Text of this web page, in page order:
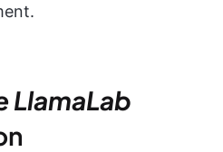
LlamaLab